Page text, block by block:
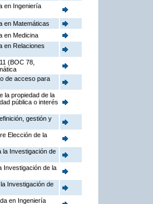
en Ingeniería
en Matemáticas
en Medicina
en Relaciones
(BOC 78,
de acceso para
la propiedad de la
pública o interés
gestión y
Elección de la
la Investigación de
Investigación de la
Investigación de
en Ingeniería